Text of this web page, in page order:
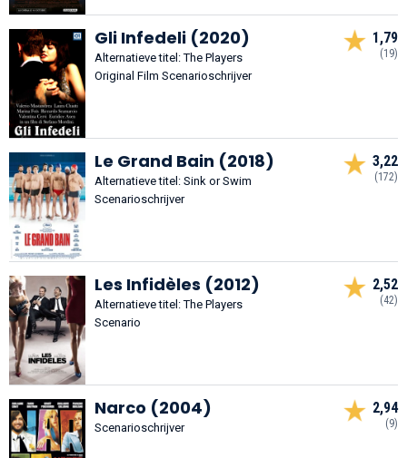
Gli Infedeli (2020)
Alternatieve titel: The Players
Original Film Scenarioschrijver
1,79
(19)
Le Grand Bain (2018)
Alternatieve titel: Sink or Swim
Scenarioschrijver
3,22
(172)
Les Infidèles (2012)
Alternatieve titel: The Players
Scenario
2,52
(42)
Narco (2004)
Scenarioschrijver
2,94
(9)